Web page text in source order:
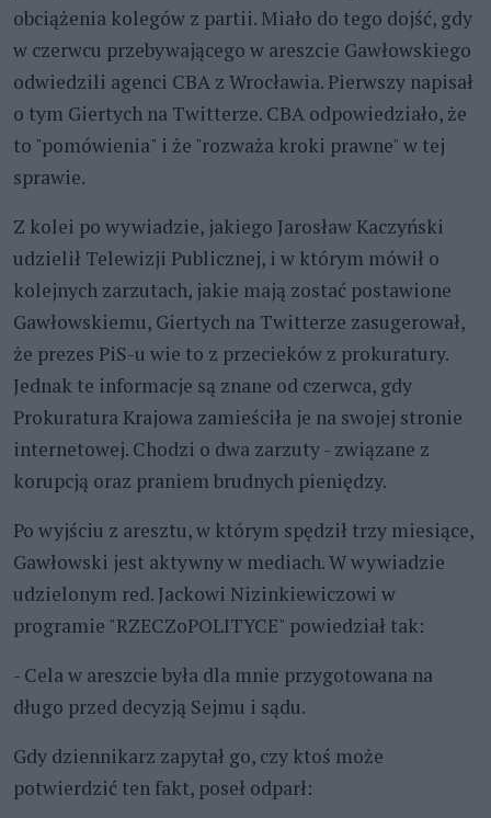
obciążenia kolegów z partii. Miało do tego dojść, gdy
w czerwcu przebywającego w areszcie Gawłowskiego
odwiedzili agenci CBA z Wrocławia. Pierwszy napisał
o tym Giertych na Twitterze. CBA odpowiedziało, że
to "pomówienia" i że "rozważa kroki prawne" w tej
sprawie.
Z kolei po wywiadzie, jakiego Jarosław Kaczyński
udzielił Telewizji Publicznej, i w którym mówił o
kolejnych zarzutach, jakie mają zostać postawione
Gawłowskiemu, Giertych na Twitterze zasugerował,
że prezes PiS-u wie to z przecieków z prokuratury.
Jednak te informacje są znane od czerwca, gdy
Prokuratura Krajowa zamieściła je na swojej stronie
internetowej. Chodzi o dwa zarzuty - związane z
korupcją oraz praniem brudnych pieniędzy.
Po wyjściu z aresztu, w którym spędził trzy miesiące,
Gawłowski jest aktywny w mediach. W wywiadzie
udzielonym red. Jackowi Nizinkiewiczowi w
programie "RZECZoPOLITYCE" powiedział tak:
- Cela w areszcie była dla mnie przygotowana na
długo przed decyzją Sejmu i sądu.
Gdy dziennikarz zapytał go, czy ktoś może
potwierdzić ten fakt, poseł odparł: